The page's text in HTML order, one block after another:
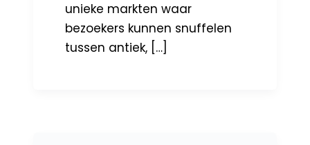
unieke markten waar
bezoekers kunnen snuffelen
tussen antiek, […]